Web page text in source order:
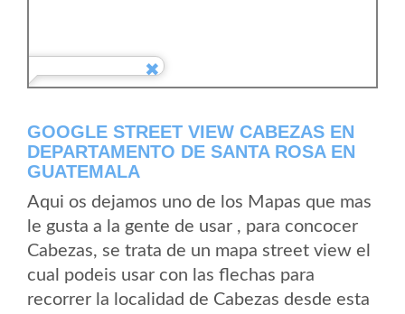
GOOGLE STREET VIEW CABEZAS EN
DEPARTAMENTO DE SANTA ROSA EN
GUATEMALA
Aqui os dejamos uno de los Mapas que mas
le gusta a la gente de usar , para concocer
Cabezas, se trata de un mapa street view el
cual podeis usar con las flechas para
recorrer la localidad de Cabezas desde esta